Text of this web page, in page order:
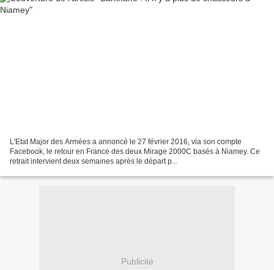
L'Etat Major des Armées a annoncé le 27 février 2016, via son compte
Facebook, le retour en France des deux Mirage 2000C basés à Niamey. Ce
retrait intervient deux semaines après le départ p...
Publicité